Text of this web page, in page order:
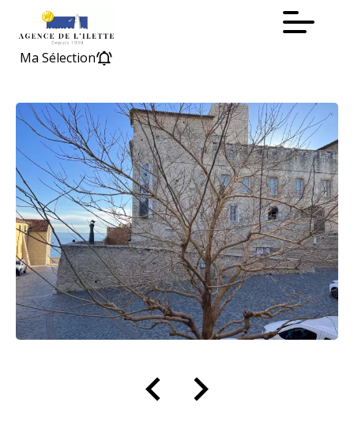
Ma Sélection